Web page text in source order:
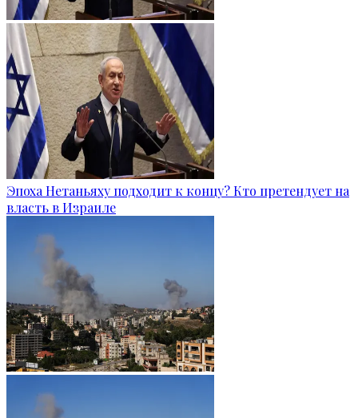
Эпоха Нетаньяху подходит к концу? Кто претендует на
власть в Израиле